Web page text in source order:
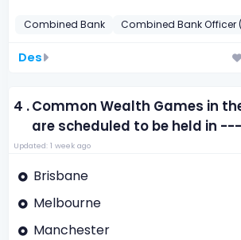
Combined Bank Combined Bank Officer
Des
4 .Common Wealth Games in
are scheduled to be held in
Updated: 1 week ago
Brisbane
Melbourne
Manchester